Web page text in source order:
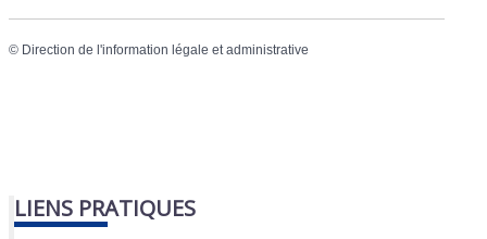
© Direction de l'information légale et administrative
LIENS PRATIQUES